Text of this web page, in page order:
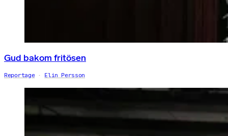
Gud bakom fritösen
Reportage Elin Persson